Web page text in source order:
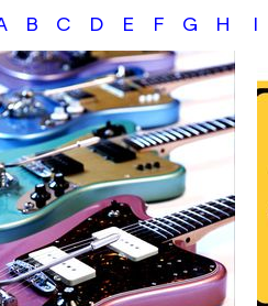
B C D E F G H